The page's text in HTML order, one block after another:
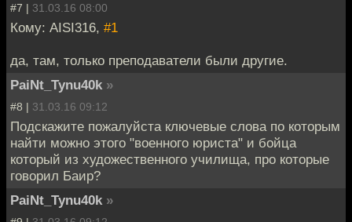
#7 | 31.03.16 08:00
Кому: AISI316, #1
да, там, только преподаватели были другие.
PaiNt_Tynu40k »
#8 | 31.03.16 09:12
Подскажите пожалуйста ключевые слова по которым
найти можно этого "военного юриста" и бойца
который из художественного училища, про которые
говорил Баир?
PaiNt_Tynu40k »